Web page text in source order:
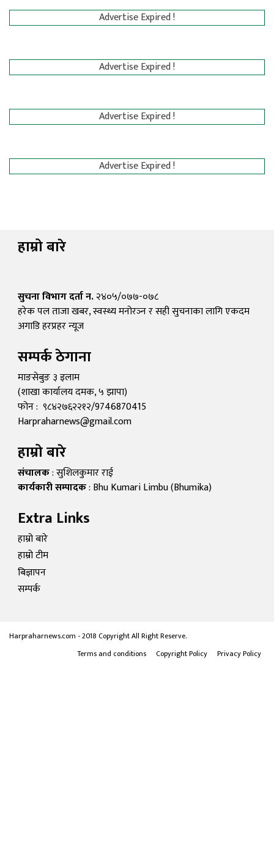
Advertise Expired !
Advertise Expired !
Advertise Expired !
Advertise Expired !
हाम्रो बारे
सुचना विभाग दर्ता न.२४०५/०७७-०७८
हरेक पल ताजा खबर, स्वस्थ्य मनोरञ्न र सही सुचनाका लागि एकदम
अगाडि हरप्रहर न्यूज
सम्पर्क ठेगाना
माङसेबुङ ३ इलाम
(शाखा कार्यालय दमक, ५ झापा)
फोन : ९८४२७६२२१२/9746870415
Harpraharnews@gmail.com
हाम्रो बारे
संचालक: सुशिलकुमार राई
कार्यकारी सम्पादक: Bhu Kumari Limbu (Bhumika)
Extra Links
हाम्रो बारे
हाम्रो टीम
बिज्ञापन
सम्पर्क
Harpraharnews.com - 2018 Copyright All Right Reserve.
Terms and conditions
Copyright Policy Privacy Policy